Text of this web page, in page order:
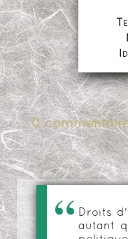
0
Droits
autant